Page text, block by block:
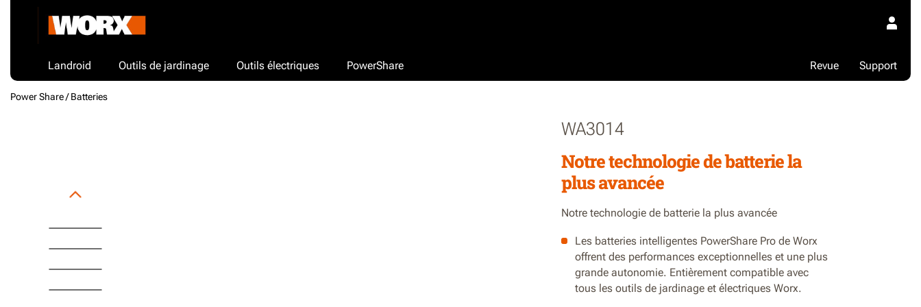
Landroid Outils de jardinage Outils électriques PowerShare Support
Revue
Power Share /Batteries
WA3014
Notre technologie de batterie la
plus avancée
Notre technologie de batterie la plus avancée
Les batteries intelligentes PowerShare Pro de Worx
offrent des performances exceptionnelles et une plus
grande autonomie. Entièrement compatible avec
tous les outils de jardinage et électriques Worx.